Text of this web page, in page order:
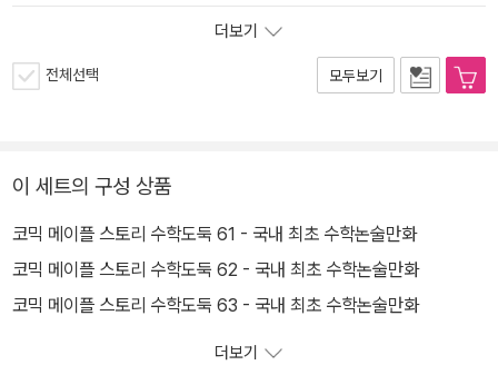
더보기
전체선택 모두보기
이 세트의 구성 상품
코믹 메이플 스토리 수학도둑 61 - 국내 최초 수학논술만화
코믹 메이플 스토리 수학도둑 62 - 국내 최초 수학논술만화
코믹 메이플 스토리 수학도둑 63 - 국내 최초 수학논술만화
더보기